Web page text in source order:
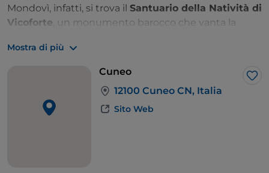
Mondovì, infatti, si trova il Santuario della Natività di
Vicoforte , un monumento barocco che vanta la
questo caso, non accontentatevi di guardarla da
terra e salite le scale a chiocciola fino ai suoi 60 metri
capoluogo di provincia costruito su uno sperone di
roccia incastonato tra il fiume Stura e il torrente
Mostra di più
Cuneo
12100 Cuneo CN, Italia
Sito Web